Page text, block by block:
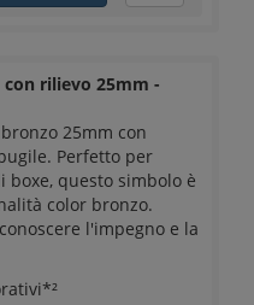
rilievo 25mm -
25mm con
Perfetto per
questo simbolo è
color bronzo.
l'impegno e la